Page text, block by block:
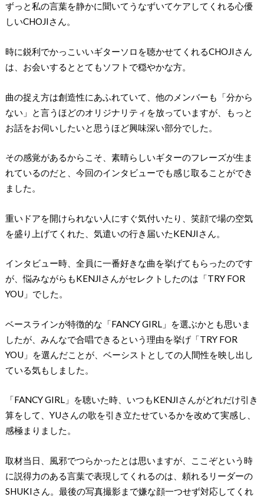
ずっと私の言葉を静かに聞いてうなずいてケアしてくれる心優
しいCHOJIさん。
時に鋭利でかっこいいギターソロを聴かせてくれるCHOJIさん
は、お会いするととてもソフトで穏やかな方。
曲の捉え方は創造性にあふれていて、他のメンバーも「分から
ない」と言うほどのオリジナリティを放っていますが、もっと
お話をお伺いしたいと思うほど興味深い部分でした。
その感覚があるからこそ、素晴らしいギターのフレーズが生ま
れているのだと、今回のインタビューでも感じ取ることができ
ました。
重いドアを開けられない人にすぐ気付いたり、笑顔で場の空気
を盛り上げてくれた、気遣いの行き届いたKENJIさん。
インタビュー時、全員に一番好きな曲を挙げてもらったのです
が、悩みながらもKENJIさんがセレクトしたのは「TRY FOR
YOU」でした。
ベースラインが特徴的な「FANCY GIRL」を選ぶかとも思いま
したが、みんなで合唱できるという理由を挙げ「TRY FOR
YOU」を選んだことが、ベーシストとしての人間性を映し出し
ている気もしました。
「FANCY GIRL」を聴いた時、いつもKENJIさんがどれだけ引き
算をして、YUさんの歌を引き立たせているかを改めて実感し、
感極まりました。
取材当日、風邪でつらかったとは思いますが、ここぞという時
に説得力のある言葉で表現してくれるのは、頼れるリーダーの
SHUKIさん。最後の写真撮影まで嫌な顔一つせず対応してくれ